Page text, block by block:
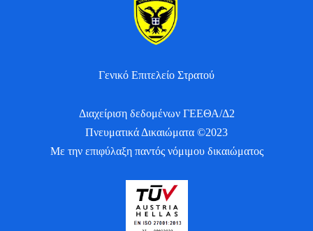
Γενικό Επιτελείο Στρατού
Διαχείριση δεδομένων ΓΕΕΘΑ/Δ2
Πνευματικά Δικαιώματα ©2023
Με την επιφύλαξη παντός νόμιμου δικαιώματος